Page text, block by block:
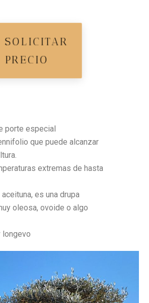
SOLICITAR
PRECIO
porte especial
que puede alcanzar
extremas de hasta
aceituna, es una drupa
oleosa, ovoide o algo
longevo